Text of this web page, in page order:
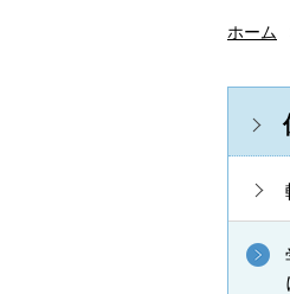
ホーム